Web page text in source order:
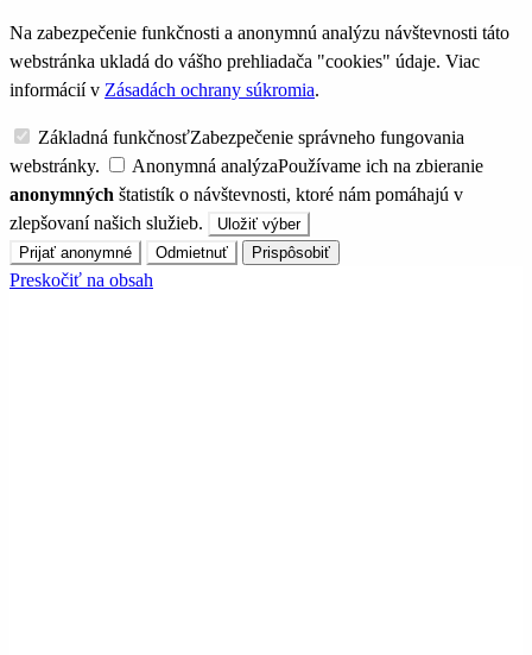
Na zabezpečenie funkčnosti a anonymnú analýzu návštevnosti táto
webstránka ukladá do vášho prehliadača "cookies" údaje. Viac
informácií v Zásadách ochrany súkromia.
Základná funkčnosťZabezpečenie správneho fungovania
webstránky.
Anonymná analýzaPoužívame ich na zbieranie
anonymných štatistík o návštevnosti, ktoré nám pomáhajú v
zlepšovaní našich služieb.
Uložiť výber
Prijať anonymné
Odmietnuť Prispôsobiť
Preskočiť na obsah